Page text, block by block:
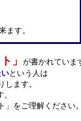
ます。
」
が書かれていま
という人は
ます。
」をご理解ください